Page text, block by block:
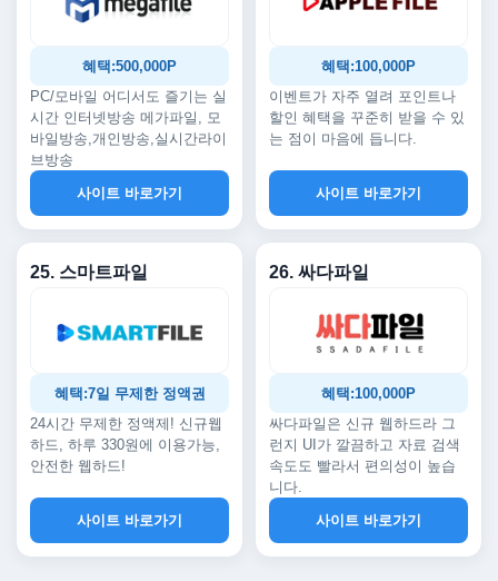
혜택:500,000P
PC/모바일 어디서도 즐기는 실
시간 인터넷방송 메가파일, 모
바일방송,개인방송,실시간라이
브방송
사이트 바로가기
혜택:100,000P
이벤트가 자주 열려 포인트나
할인 혜택을 꾸준히 받을 수 있
는 점이 마음에 듭니다.
사이트 바로가기
25. 스마트파일
혜택:7일 무제한 정액권
24시간 무제한 정액제! 신규웹
하드, 하루 330원에 이용가능,
안전한 웹하드!
사이트 바로가기
26. 싸다파일
혜택:100,000P
싸다파일은 신규 웹하드라 그
런지 UI가 깔끔하고 자료 검색
속도도 빨라서 편의성이 높습
니다.
사이트 바로가기